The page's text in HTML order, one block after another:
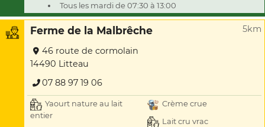
Tous les mardi de 07:30 à 13:00
Ferme de la Malbrêche 5km
46 route de cormolain
14490 Litteau
07 88 97 19 06
Yaourt nature au lait
entier
Crème crue
Lait cru vrac